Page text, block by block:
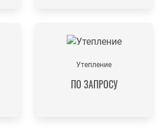
Утепление
ПО ЗАПРОСУ